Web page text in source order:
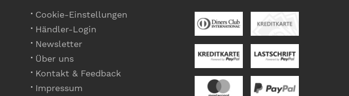
Cookie-Einstellungen
Händler-Login
Newsletter
Über uns
Kontakt & Feedback
Impressum